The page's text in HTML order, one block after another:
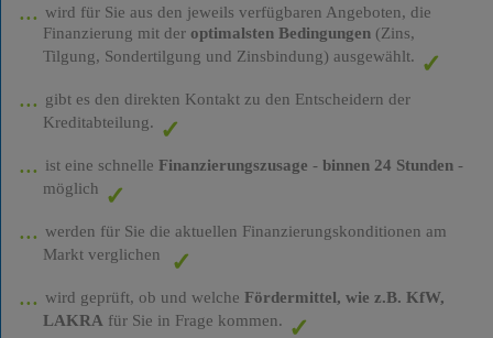
wird für Sie aus den jeweils verfügbaren Angeboten, die
Finanzierung mit der optimalsten Bedingungen(Zins,
Tilgung, Sondertilgung und Zinsbindung) ausgewählt.
gibt es den direkten Kontakt zu den Entscheidern der
Kreditabteilung.
ist eine schnelle Finanzierungszusage - binnen 24 Stunden-
möglich
werden für Sie die aktuellen Finanzierungskonditionen am
Markt verglichen
wird geprüft, ob und welche Fördermittel, wie z.B. KfW,
LAKRA für Sie in Frage kommen.